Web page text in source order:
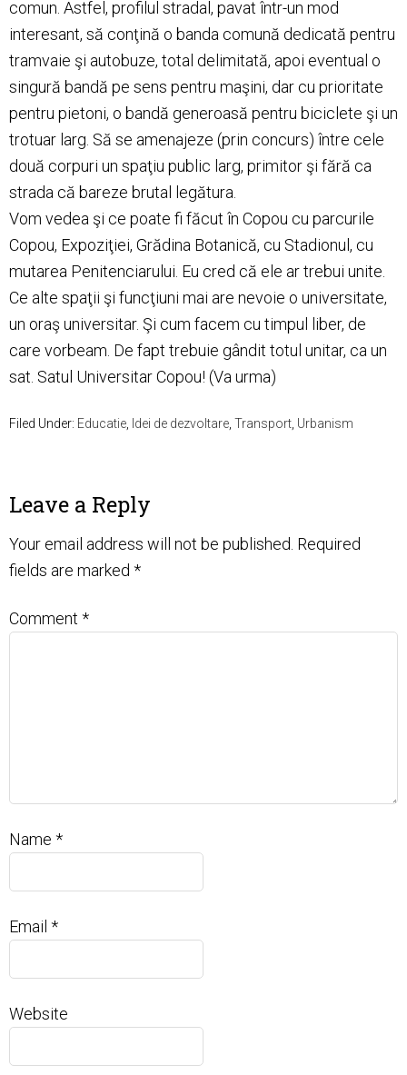
comun. Astfel, profilul stradal, pavat într-un mod
interesant, să conţină o banda comună dedicată pentru
tramvaie şi autobuze, total delimitată, apoi eventual o
singură bandă pe sens pentru maşini, dar cu prioritate
pentru pietoni, o bandă generoasă pentru biciclete şi un
trotuar larg. Să se amenajeze (prin concurs) între cele
două corpuri un spaţiu public larg, primitor şi fără ca
strada că bareze brutal legătura.
Vom vedea şi ce poate fi făcut în Copou cu parcurile
Copou, Expoziţiei, Grădina Botanică, cu Stadionul, cu
mutarea Penitenciarului. Eu cred că ele ar trebui unite.
Ce alte spaţii şi funcţiuni mai are nevoie o universitate,
un oraş universitar. Şi cum facem cu timpul liber, de
care vorbeam. De fapt trebuie gândit totul unitar, ca un
sat. Satul Universitar Copou! (Va urma)
Filed Under: Educatie Idei de dezvoltare Transport Urbanism
Leave a Reply
Your email address will not be published. Required
fields are marked *
Comment *
Name *
Email *
Website